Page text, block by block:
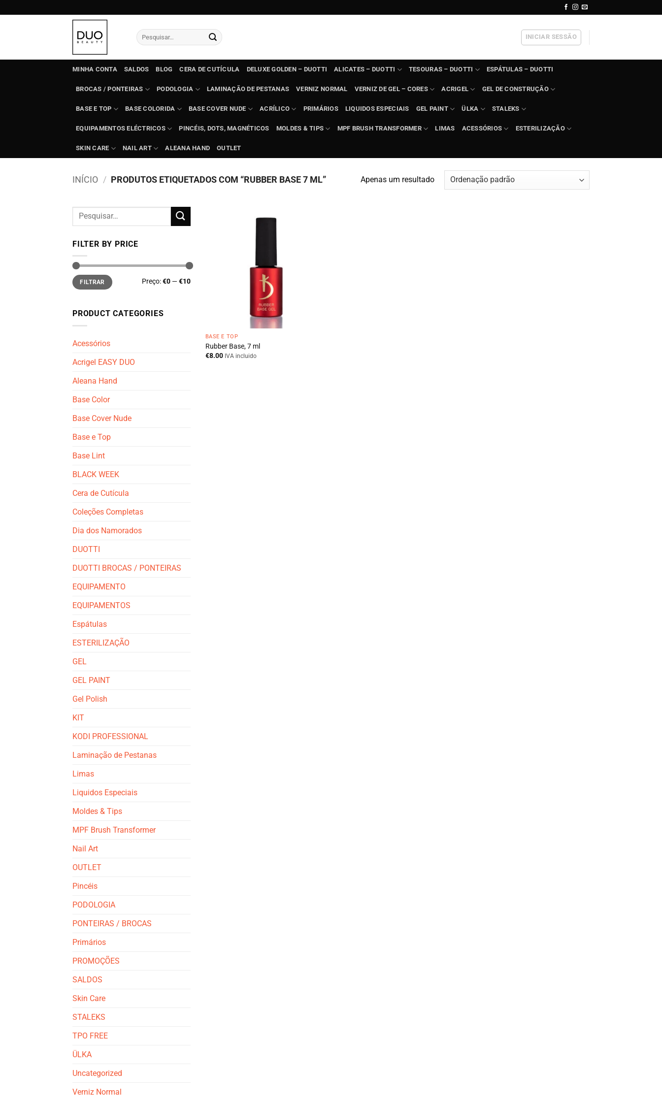
to
Pesquisar
por:
INICIAR SESSÃO
MINHA CONTA SALDOS BLOG CERA DE CUTÍCULA DELUXE GOLDEN – DUOTTI ALICATES – DUOTTI TESOURAS – DUOTTI ESPÁTULAS – DUOTTI
BROCAS / PONTEIRAS PODOLOGIA LAMINAÇÃO DE PESTANAS VERNIZ NORMAL VERNIZ DE GEL – CORES ACRIGEL GEL DE CONSTRUÇÃO
BASE E TOP BASE COLORIDA BASE COVER NUDE ACRÍLICO PRIMÁRIOS LIQUIDOS ESPECIAIS GEL PAINT ÜLKA STALEKS
EQUIPAMENTOS ELÉCTRICOS PINCÉIS, DOTS, MAGNÉTICOS MOLDES & TIPS MPF BRUSH TRANSFORMER LIMAS ACESSÓRIOS ESTERILIZAÇÃO
SKIN CARE NAIL ART ALEANA HAND OUTLET
INÍCIO / PRODUTOS ETIQUETADOS COM “RUBBER BASE 7 ML” Apenas um resultado
Pesquisar
FILTER BY PRICE
Preço
mínimo
Preço
máximo
FILTRAR Preço:€0 —€10
PRODUCT CATEGORIES
Acessórios
Acrigel EASY DUO
Aleana Hand
Base Color
Base Cover Nude
Base e Top
Base Lint
BLACK WEEK
Cera de Cutícula
Coleções Completas
Dia dos Namorados
DUOTTI
DUOTTI BROCAS / PONTEIRAS
EQUIPAMENTO
EQUIPAMENTOS
Espátulas
ESTERILIZAÇÃO
GEL
GEL PAINT
Gel Polish
KIT
KODI PROFESSIONAL
Laminação de Pestanas
Limas
Liquidos Especiais
Moldes & Tips
MPF Brush Transformer
Nail Art
OUTLET
Pincéis
PODOLOGIA
PONTEIRAS / BROCAS
Primários
PROMOÇÕES
SALDOS
Skin Care
STALEKS
TPO FREE
ÜLKA
Uncategorized
Verniz Normal
BASE E TOP
Rubber Base, 7 ml
€8.00 IVA incluido